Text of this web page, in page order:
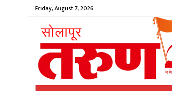
Friday, August 7, 2026